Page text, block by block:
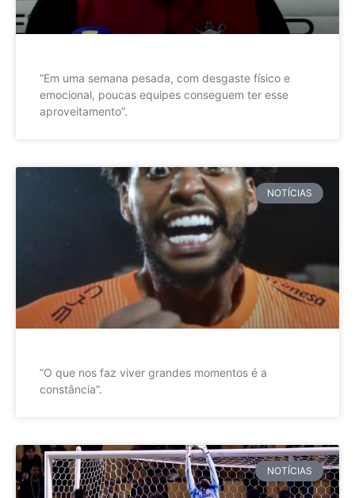
”Em uma semana pesada, com desgaste físico e
emocional, poucas equipes conseguem ter esse
aproveitamento”.
NOTÍCIAS
”O que nos faz viver grandes momentos é a
constância”.
NOTÍCIAS